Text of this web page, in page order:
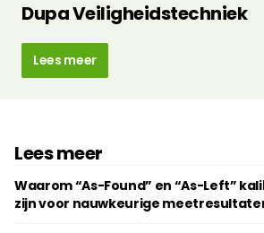
Dupa Veiligheidstechniek
Lees meer
Lees meer
Waarom “As-Found” en “As-Left”
zijn voor nauwkeurige